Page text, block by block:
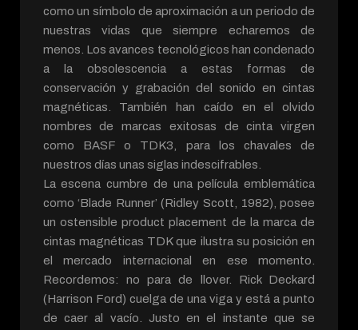
como un símbolo de aproximación a un periodo de
nuestras vidas que siempre echaremos de
menos. Los avances tecnológicos han condenado
a la obsolescencia a estas formas de
conservación y grabación del sonido en cintas
magnéticas. También han caído en el olvido
nombres de marcas exitosas de cinta virgen
como BASF o TDK3, para los chavales de
nuestros días unas siglas indescifrables.
La escena cumbre de una película emblemática
como ‘Blade Runner’ (Ridley Scott, 1982), posee
un ostensible product placement de la marca de
cintas magnéticas TDK que ilustra su posición en
el mercado internacional en ese momento.
Recordemos: no para de llover. Rick Deckard
(Harrison Ford) cuelga de una viga y está a punto
de caer al vacío. Justo en el instante que se